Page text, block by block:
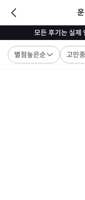
모든 후기는 실제
별점높은순 고민